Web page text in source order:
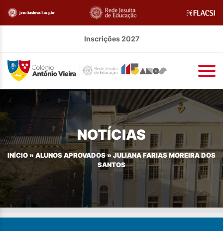
Inscrições 2027
NOTÍCIAS
INÍCIO » ALUNOS APROVADOS» JULIANA FARIAS MOREIRA DOS
SANTOS